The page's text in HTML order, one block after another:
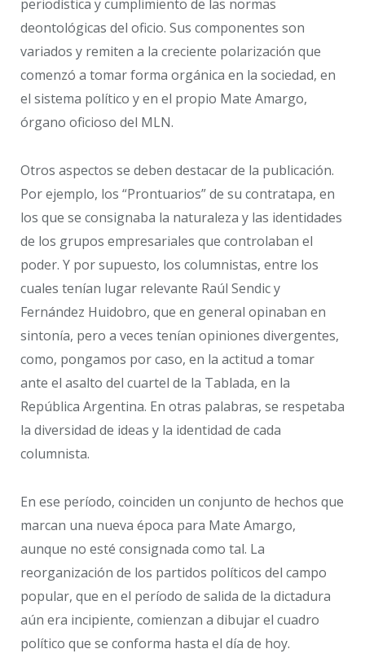
periodística y cumplimiento de las normas
deontológicas del oficio. Sus componentes son
variados y remiten a la creciente polarización que
comenzó a tomar forma orgánica en la sociedad, en
el sistema político y en el propio Mate Amargo,
órgano oficioso del MLN.
Otros aspectos se deben destacar de la publicación.
Por ejemplo, los “Prontuarios” de su contratapa, en
los que se consignaba la naturaleza y las identidades
de los grupos empresariales que controlaban el
poder. Y por supuesto, los columnistas, entre los
cuales tenían lugar relevante Raúl Sendic y
Fernández Huidobro, que en general opinaban en
sintonía, pero a veces tenían opiniones divergentes,
como, pongamos por caso, en la actitud a tomar
ante el asalto del cuartel de la Tablada, en la
República Argentina. En otras palabras, se respetaba
la diversidad de ideas y la identidad de cada
columnista.
En ese período, coinciden un conjunto de hechos que
marcan una nueva época para Mate Amargo,
aunque no esté consignada como tal. La
reorganización de los partidos políticos del campo
popular, que en el período de salida de la dictadura
aún era incipiente, comienzan a dibujar el cuadro
político que se conforma hasta el día de hoy.